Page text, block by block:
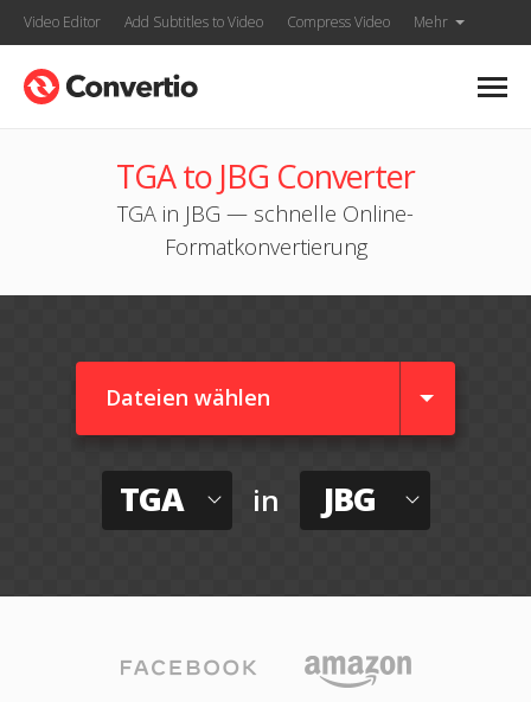
Video Editor Add Subtitles to Video Compress Video Mehr
TGA to JBG Converter
TGA in JBG — schnelle Online-
Formatkonvertierung
Dateien wählen
TGA in JBG